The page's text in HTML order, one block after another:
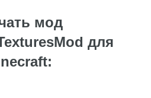
мод
для